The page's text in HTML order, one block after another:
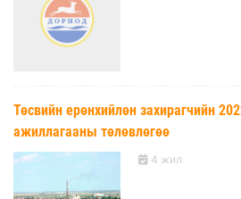
Төсвийн ерөнхийлөн захирагчийн
ажиллагааны төлөвлөгөө
4 жил